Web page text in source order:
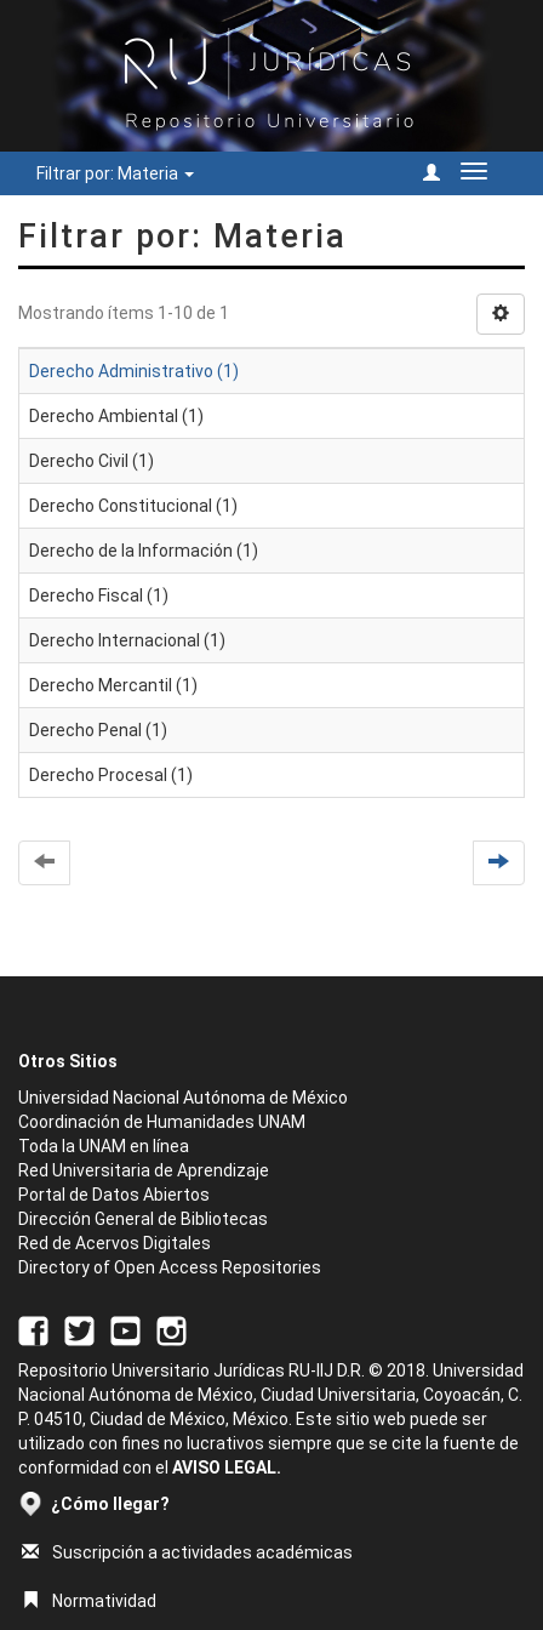
Filtrar por: Materia
Cambiar
Filtrar por: Materia
Mostrando ítems 1-10 de 1
Derecho Administrativo (1)
Derecho Ambiental (1)
Derecho Civil (1)
Derecho Constitucional (1)
Derecho de la Información (1)
Derecho Fiscal (1)
Derecho Internacional (1)
Derecho Mercantil (1)
Derecho Penal (1)
Derecho Procesal (1)
Otros Sitios
Universidad Nacional Autónoma de México
Coordinación de Humanidades UNAM
Toda la UNAM en línea
Red Universitaria de Aprendizaje
Portal de Datos Abiertos
Dirección General de Bibliotecas
Red de Acervos Digitales
Directory of Open Access Repositories
Repositorio Universitario Jurídicas RU-IIJ D.R. © 2018. Universidad
Nacional Autónoma de México, Ciudad Universitaria, Coyoacán, C.
P. 04510, Ciudad de México, México. Este sitio web puede ser
utilizado con fines no lucrativos siempre que se cite la fuente de
conformidad con el AVISO LEGAL.
¿Cómo llegar?
Suscripción a actividades académicas
Normatividad